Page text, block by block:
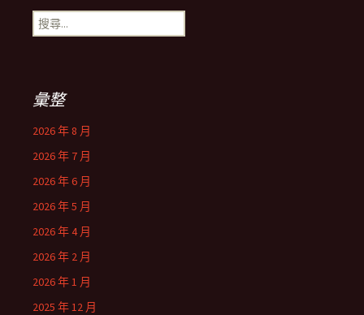
搜
尋
彙整
2026 年 8 月
2026 年 7 月
2026 年 6 月
2026 年 5 月
2026 年 4 月
2026 年 2 月
2026 年 1 月
2025 年 12 月